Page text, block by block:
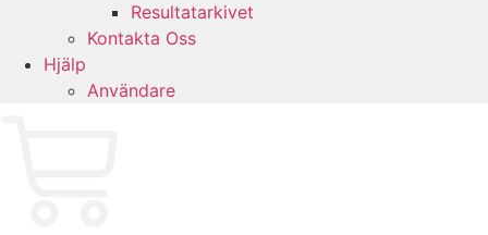
Resultatarkivet
Kontakta Oss
Hjälp
Användare